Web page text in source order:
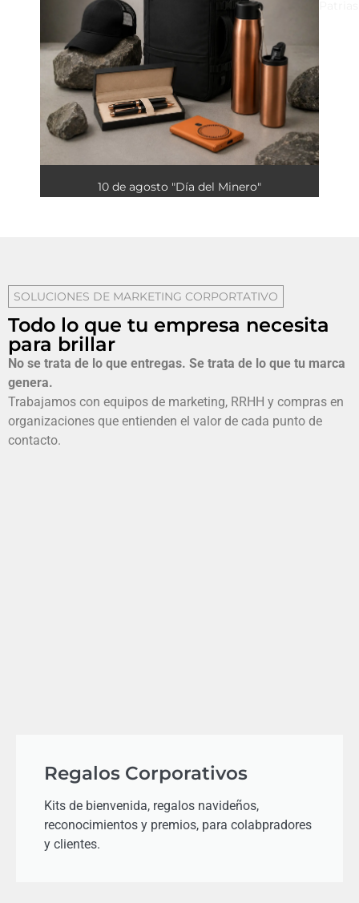
10 de agosto "Día del Minero"
SOLUCIONES DE MARKETING CORPORTATIVO
Todo lo que tu empresa necesita
para brillar
No se trata de lo que entregas. Se trata de lo que tu marca
genera.
Trabajamos con equipos de marketing, RRHH y compras en
organizaciones que entienden el valor de cada punto de
contacto.
Regalos Corporativos
Kits de bienvenida, regalos navideños,
reconocimientos y premios, para colabpradores
y clientes.